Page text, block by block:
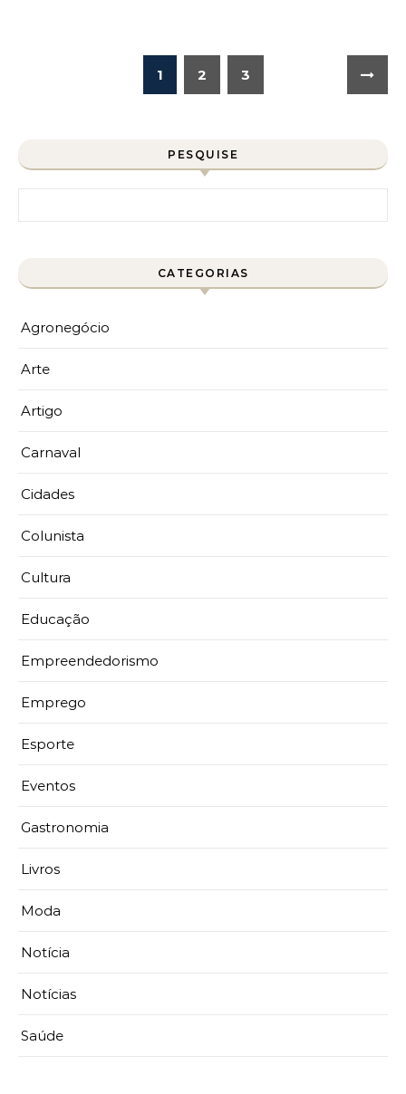
1 2 3
PESQUISE
CATEGORIAS
Agronegócio
Arte
Artigo
Carnaval
Cidades
Colunista
Cultura
Educação
Empreendedorismo
Emprego
Esporte
Eventos
Gastronomia
Livros
Moda
Notícia
Notícias
Saúde